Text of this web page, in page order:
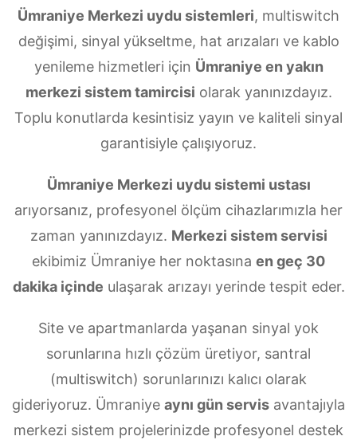
Ümraniye Merkezi uydu sistemleri, multiswitch
değişimi, sinyal yükseltme, hat arızaları ve kablo
yenileme hizmetleri için Ümraniye en yakın
merkezi sistem tamircisi olarak yanınızdayız.
Toplu konutlarda kesintisiz yayın ve kaliteli sinyal
garantisiyle çalışıyoruz.
Ümraniye Merkezi uydu sistemi ustası
arıyorsanız, profesyonel ölçüm cihazlarımızla her
zaman yanınızdayız. Merkezi sistem servisi
ekibimiz Ümraniye her noktasına en geç 30
dakika içinde ulaşarak arızayı yerinde tespit eder.
Site ve apartmanlarda yaşanan sinyal yok
sorunlarına hızlı çözüm üretiyor, santral
(multiswitch) sorunlarınızı kalıcı olarak
gideriyoruz. Ümraniye aynı gün servis avantajıyla
merkezi sistem projelerinizde profesyonel destek